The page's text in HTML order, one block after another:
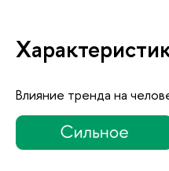
Влияние тренда на